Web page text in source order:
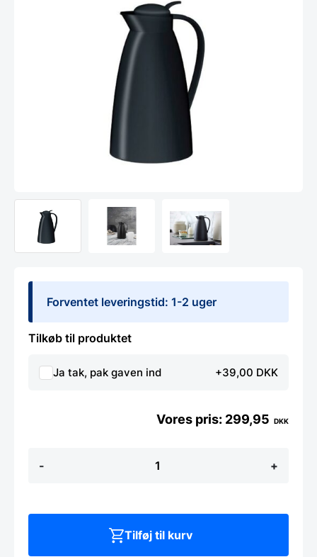
Forventet leveringstid: 1-2 uger
Tilkøb til produktet
Ja tak, pak gaven ind +39,00 DKK
-
Eco
Sort
+
299,95 DKK
Tilføj til kurv